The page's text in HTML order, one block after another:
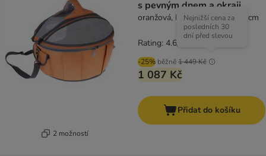
2 možností
s pevným dnem a okraji
oranžová, D 46 x Š 44 x V 35 cm
-25% běžně1 449 Kč
Nejnižší cena za
posledních 30
dní před slevou
1 087 Kč
Rating: 4.6/5
Přidat do košíku